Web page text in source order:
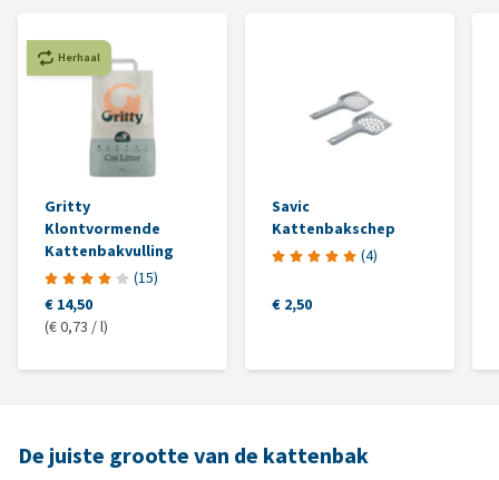
Herhaal
Gritty
Klontvormende
Kattenbakvulling
(15)
€ 14,50
(€ 0,73 / l)
Savic
Kattenbakschep
(4)
€ 2,50
De juiste grootte van de kattenbak